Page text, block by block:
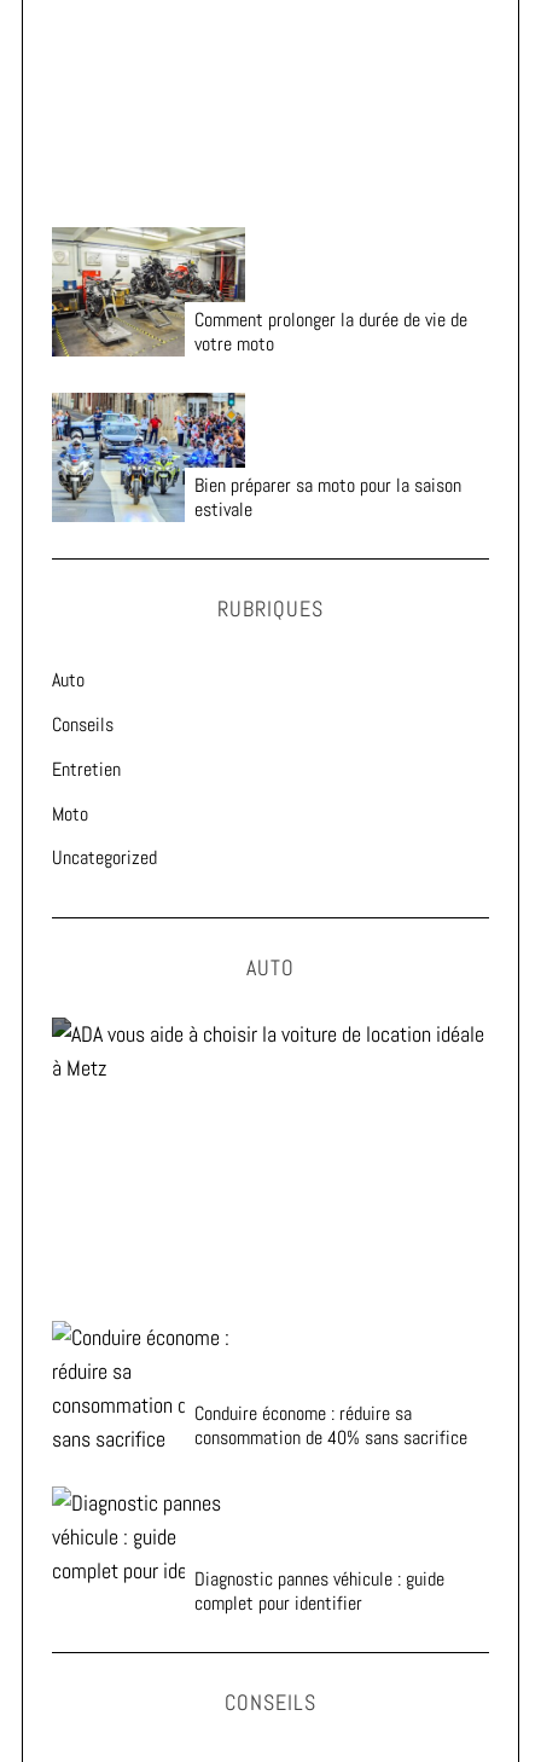
Comment prolonger la durée de vie de
votre moto
Bien préparer sa moto pour la saison
estivale
RUBRIQUES
Auto
Conseils
Entretien
Moto
Uncategorized
AUTO
Conduire économe : réduire sa
consommation de 40% sans sacrifice
Diagnostic pannes véhicule : guide
complet pour identifier
CONSEILS